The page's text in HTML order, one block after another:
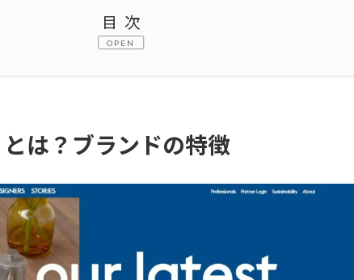
目次
OPEN
Stoolの詳細
ファイバー）とは？
デザインの魅力
由
は？ブランドの特徴